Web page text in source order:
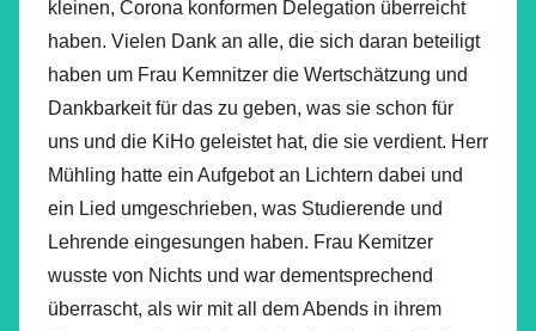
kleinen, Corona konformen Delegation überreicht
haben. Vielen Dank an alle, die sich daran beteiligt
haben um Frau Kemnitzer die Wertschätzung und
Dankbarkeit für das zu geben, was sie schon für
uns und die KiHo geleistet hat, die sie verdient. Herr
Mühling hatte ein Aufgebot an Lichtern dabei und
ein Lied umgeschrieben, was Studierende und
Lehrende eingesungen haben. Frau Kemitzer
wusste von Nichts und war dementsprechend
überrascht, als wir mit all dem Abends in ihrem